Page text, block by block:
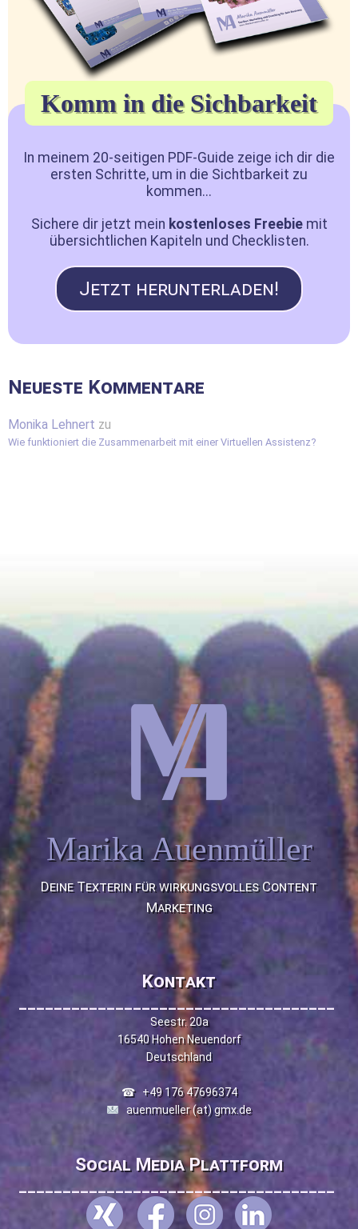
Komm in die Sichbarkeit
In meinem 20-seitigen PDF-Guide zeige ich dir die
ersten Schritte, um in die Sichtbarkeit zu
kommen...
Sichere dir jetzt mein kostenloses Freebiemit
übersichtlichen Kapiteln und Checklisten.
Jetzt herunterladen!
Neueste Kommentare
Monika Lehnert zu
Wie funktioniert die Zusammenarbeit mit einer Virtuellen Assistenz?
Marika Auenmüller
Deine Texterin für wirkungsvolles Content
Marketing
Kontakt
____________________________________
Seestr. 20a
16540 Hohen Neuendorf
Deutschland
☎+49 176 47696374
auenmueller (at) gmx.de
Social Media Plattform
____________________________________